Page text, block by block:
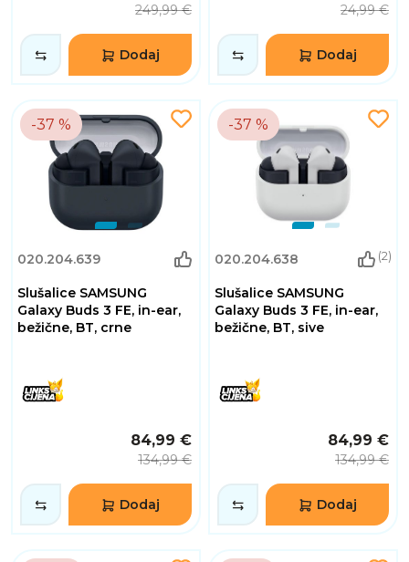
249,99 €
Dodaj
24,99 €
Dodaj
-37 %
020.204.639
Slušalice SAMSUNG
Galaxy Buds 3 FE, in-ear,
bežične, BT, crne
84,99 €
134,99 €
Dodaj
-37 %
020.204.638 (2)
Slušalice SAMSUNG
Galaxy Buds 3 FE, in-ear,
bežične, BT, sive
84,99 €
134,99 €
Dodaj